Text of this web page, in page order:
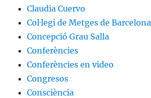
Claudia Cuervo
Col·legi de Metges de Barcelona
Concepció Grau Salla
Conferències
Conferències en video
Congresos
Consciència